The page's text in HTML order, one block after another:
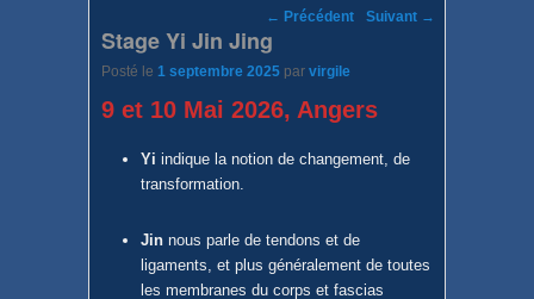
Parcourir les posts
← Précédent Suivant →
Stage Yi Jin Jing
Posté le 1 septembre 2025 par virgile
9 et 10 Mai 2026, Angers
Yi indique la notion de changement, de
transformation.
Jinnous parle de tendons et de
ligaments, et plus généralement de toutes
les membranes du corps et fascias